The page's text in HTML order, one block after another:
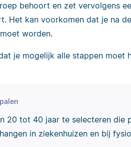
behoort en zet vervolgens
Het kan voorkomen dat je na
worden.
je mogelijk alle stappen moet
20 tot 40 jaar te selecteren die
in ziekenhuizen en bij